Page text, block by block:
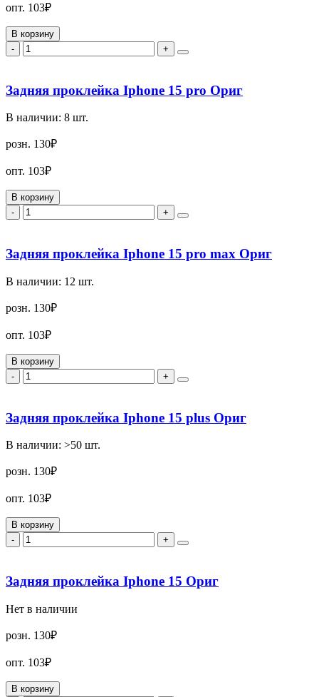
опт. 103₽
В корзину
-
+
Задняя проклейка Iphone 15 pro Ориг
В наличии: 8 шт.
розн. 130₽
опт. 103₽
В корзину
-
+
Задняя проклейка Iphone 15 pro max Ориг
В наличии: 12 шт.
розн. 130₽
опт. 103₽
В корзину
-
+
Задняя проклейка Iphone 15 plus Ориг
В наличии: >50 шт.
розн. 130₽
опт. 103₽
В корзину
-
+
Задняя проклейка Iphone 15 Ориг
Нет в наличии
розн. 130₽
опт. 103₽
В корзину